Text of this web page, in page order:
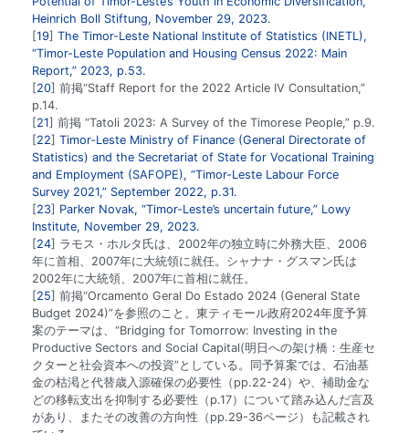
Heinrich Boll Stiftung, November 29, 2023.
19 The Timor-Leste National Institute of Statistics (INETL),
“Timor-Leste Population and Housing Census 2022: Main
Report,” 2023, p.53.
20 前掲“Staff Report for the 2022 Article IV Consultation,”
p.14.
21
前掲 “Tatoli 2023: A Survey of the Timorese People,” p.9.
22
Timor-Leste Ministry of Finance (General Directorate of
Statistics) and the Secretariat of State for Vocational Training
and Employment (SAFOPE), “Timor-Leste Labour Force
Survey 2021,” September 2022, p.31.
23
Parker Novak, “Timor-Leste’s uncertain future,” Lowy
Institute, November 29, 2023.
24
ラモス・ホルタ氏は、2002年の独立時に外務大臣、2006
年に首相、2007年に大統領に就任。シャナナ・グスマン氏は
2002年に大統領、2007年に首相に就任。
25
前掲“Orcamento Geral Do Estado 2024 (General State
Budget 2024)”を参照のこと。東ティモール政府2024年度予算
案のテーマは、“Bridging for Tomorrow: Investing in the
Productive Sectors and Social Capital(明日への架け橋：生産セ
クターと社会資本への投資”としている。同予算案では、石油基
金の枯渇と代替歳入源確保の必要性（pp.22-24）や、補助金な
どの移転支出を抑制する必要性（p.17）について踏み込んだ言及
があり、またその改善の方向性（pp.29-36ページ）も記載され